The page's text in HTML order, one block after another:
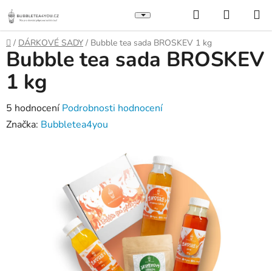
Přejít
na
obsah
Hledat
KOŠÍK
Domů
/ DÁRKOVÉ SADY / Bubble tea sada BROSKEV 1 kg
Bubble tea sada BROSKEV
1 kg
Průměrné
hodnocení
5 hodnocení Podrobnosti hodnocení
Značka: Bubbletea4you